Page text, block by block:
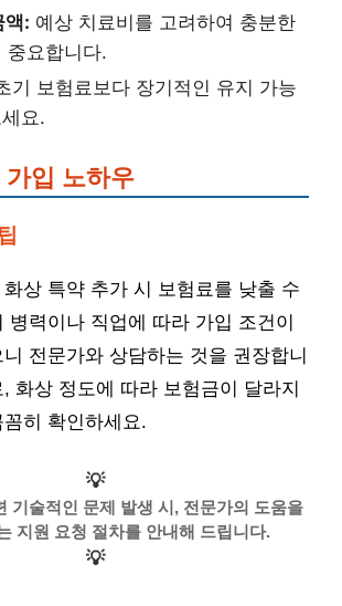
액: 예상 치료비를 고려하여 충분한
중요합니다.
기 보험료보다 장기적인 유지 가능
요.
가입 노하우
상 특약 추가 시 보험료를 낮출 수
병력이나 직업에 따라 가입 조건이
전문가와 상담하는 것을 권장합니
화상 정도에 따라 보험금이 달라지
히 확인하세요.
💡
기술적인 문제 발생 시, 전문가의 도움을
지원 요청 절차를 안내해 드립니다.
💡